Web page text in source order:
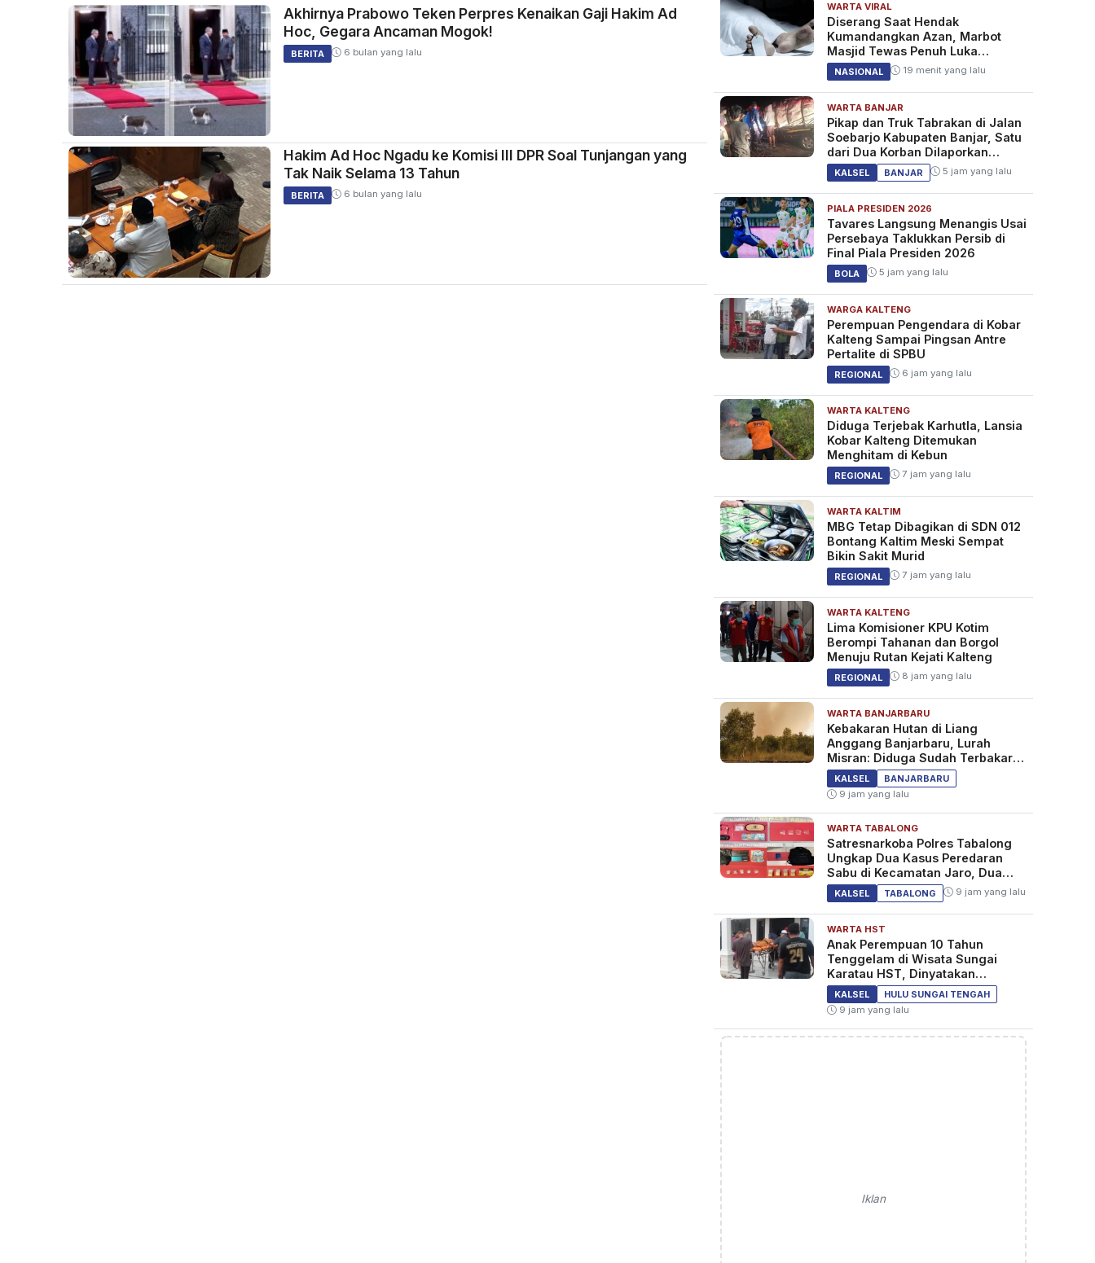
Akhirnya Prabowo Teken Perpres Kenaikan Gaji Hakim Ad
Hoc, Gegara Ancaman Mogok!
BERITA 6 bulan yang lalu
Hakim Ad Hoc Ngadu ke Komisi III DPR Soal Tunjangan yang
Tak Naik Selama 13 Tahun
BERITA 6 bulan yang lalu
WARTA VIRAL
Diserang Saat Hendak
Kumandangkan Azan, Marbot
Masjid Tewas Penuh Luka
Sabetan Samurai
NASIONAL 19 menit yang lalu
WARTA BANJAR
Pikap dan Truk Tabrakan di Jalan
Soebarjo Kabupaten Banjar, Satu
dari Dua Korban Dilaporkan
Tewas
KALSEL BANJAR 5 jam yang lalu
PIALA PRESIDEN 2026
Tavares Langsung Menangis Usai
Persebaya Taklukkan Persib di
Final Piala Presiden 2026
BOLA 5 jam yang lalu
WARGA KALTENG
Perempuan Pengendara di Kobar
Kalteng Sampai Pingsan Antre
Pertalite di SPBU
REGIONAL 6 jam yang lalu
WARTA KALTENG
Diduga Terjebak Karhutla, Lansia
Kobar Kalteng Ditemukan
Menghitam di Kebun
REGIONAL 7 jam yang lalu
WARTA KALTIM
MBG Tetap Dibagikan di SDN 012
Bontang Kaltim Meski Sempat
Bikin Sakit Murid
REGIONAL 7 jam yang lalu
WARTA KALTENG
Lima Komisioner KPU Kotim
Berompi Tahanan dan Borgol
Menuju Rutan Kejati Kalteng
REGIONAL 8 jam yang lalu
WARTA BANJARBARU
Kebakaran Hutan di Liang
Anggang Banjarbaru, Lurah
Misran: Diduga Sudah Terbakar
Sejak Tadi Malam
KALSEL
BANJARBARU
9 jam yang lalu
WARTA TABALONG
Satresnarkoba Polres Tabalong
Ungkap Dua Kasus Peredaran
Sabu di Kecamatan Jaro, Dua
Pelaku Diamankan
KALSEL TABALONG 9 jam yang lalu
WARTA HST
Anak Perempuan 10 Tahun
Tenggelam di Wisata Sungai
Karatau HST, Dinyatakan
Meninggal Dunia
KALSEL
HULU SUNGAI TENGAH
9 jam yang lalu
Iklan